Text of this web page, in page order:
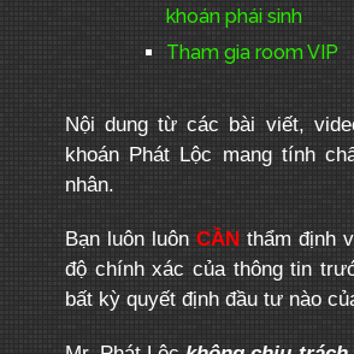
khoán phái sinh
Tham gia room VIP
Nội dung từ các bài viết,
khoán Phát Lộc mang tính
nhân.
Bạn luôn luôn CẦN thẩm định
độ chính xác của thông tin
bất kỳ quyết định đầu tư nào